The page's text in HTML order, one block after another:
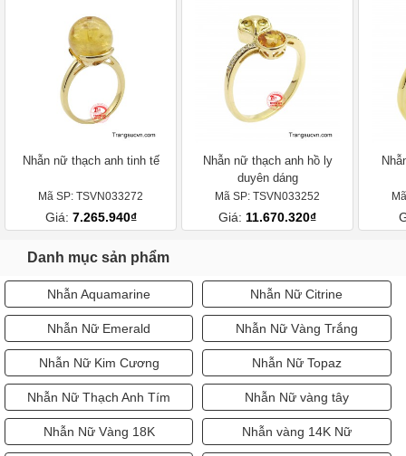
Nhẫn nữ thạch anh tinh tế
Mã SP: TSVN033272
Giá: 7.265.940₫
Nhẫn nữ thạch anh hồ ly
duyên dáng
Mã SP: TSVN033252
Giá: 11.670.320₫
Danh mục sản phẩm
Nhẫn Aquamarine Nhẫn Nữ Citrine
Nhẫn Nữ Emerald Nhẫn Nữ Vàng Trắng
Nhẫn Nữ Kim Cương Nhẫn Nữ Topaz
Nhẫn Nữ Thạch Anh Tím Nhẫn Nữ vàng tây
Nhẫn Nữ Vàng 18K Nhẫn vàng 14K Nữ